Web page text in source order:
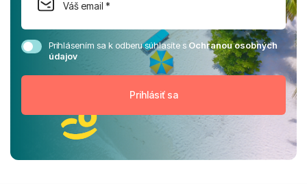
Prihlásením sa k odberu súhlasíte sOchranou osobných
údajov